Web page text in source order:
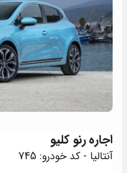
اجارهرنو کلیو
آنتالیا - کد خودرو: 745